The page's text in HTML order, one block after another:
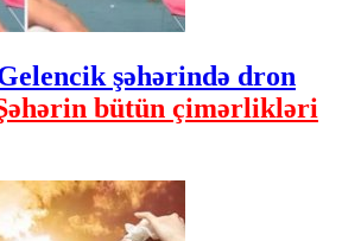
şəhərində dron
bütün çimərlikləri